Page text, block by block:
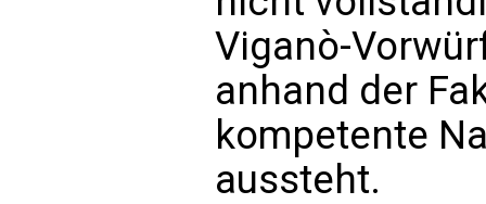
Viganò-
anhand der
kompetente
aussteht.